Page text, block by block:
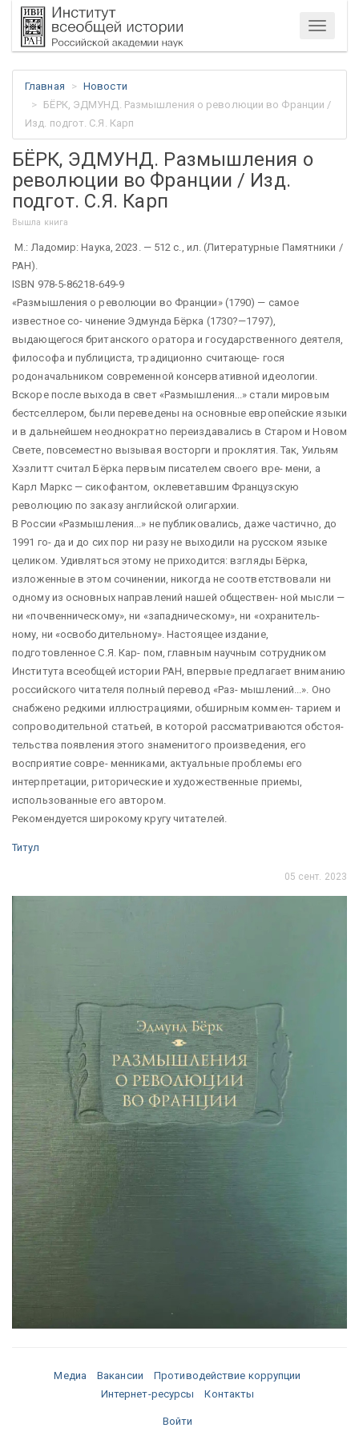
Меню
Главная
Новости
БЁРК, ЭДМУНД. Размышления о революции во Франции /
Изд. подгот. С.Я. Карп
БЁРК, ЭДМУНД. Размышления о
революции во Франции / Изд.
подгот. С.Я. Карп
Вышла книга
М.: Ладомир: Наука, 2023. — 512 c., ил. (Литературные Памятники /
РАН).
ISBN 978-5-86218-649-9
«Размышления о революции во Франции» (1790) — самое
известное со- чинение Эдмунда Бёрка (1730?—1797),
выдающегося британского оратора и государственного деятеля,
философа и публициста, традиционно считающе- гося
родоначальником современной консервативной идеологии.
Вскоре после выхода в свет «Размышления...» стали мировым
бестселлером, были переведены на основные европейские языки
и в дальнейшем неоднократно переиздавались в Старом и Новом
Свете, повсеместно вызывая восторги и проклятия. Так, Уильям
Хэзлитт считал Бёрка первым писателем своего вре- мени, а
Карл Маркс — сикофантом, оклеветавшим Французскую
революцию по заказу английской олигархии.
В России «Размышления...» не публиковались, даже частично, до
1991 го- да и до сих пор ни разу не выходили на русском языке
целиком. Удивляться этому не приходится: взгляды Бёрка,
изложенные в этом сочинении, никогда не соответствовали ни
одному из основных направлений нашей обществен- ной мысли —
ни «почвенническому», ни «западническому», ни «охранитель-
ному, ни «освободительному». Настоящее издание,
подготовленное С.Я. Кар- пом, главным научным сотрудником
Института всеобщей истории РАН, впервые предлагает вниманию
российского читателя полный перевод «Раз- мышлений...». Оно
снабжено редкими иллюстрациями, обширным коммен- тарием и
сопроводительной статьей, в которой рассматриваются обстоя-
тельства появления этого знаменитого произведения, его
восприятие совре- менниками, актуальные проблемы его
интерпретации, риторические и художественные приемы,
использованные его автором.
Рекомендуется широкому кругу читателей.
Титул
05 сент. 2023
Медиа Вакансии
Противодействие коррупции
Интернет-ресурсы
Контакты
Войти